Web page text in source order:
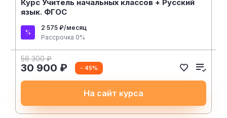
Курс Учитель начальных классов + Русский
язык. ФГОС
2 575 ₽/месяц
Рассрочка 0%
56 300 ₽
30 900 ₽ - 45%
На сайт курса